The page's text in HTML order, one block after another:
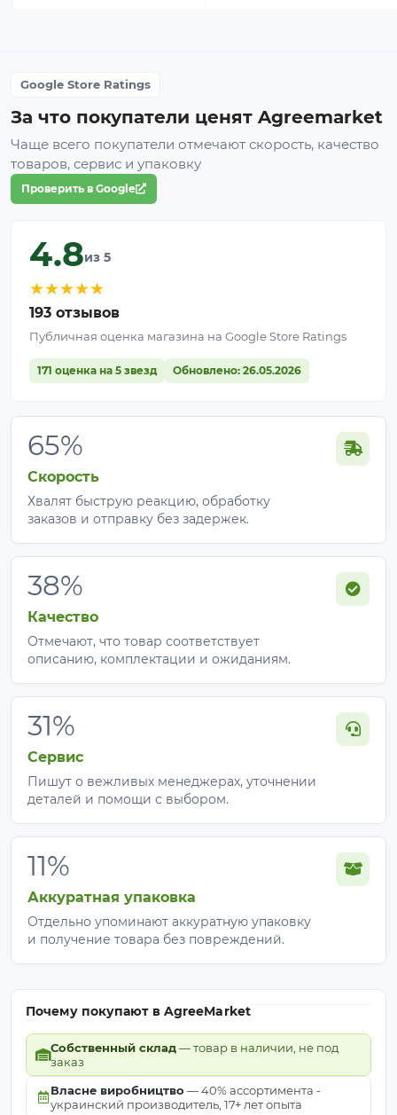
Google Store Ratings
За что покупатели ценят Agreemarket
Чаще всего покупатели отмечают скорость, качество
товаров, сервис и упаковку
Проверить в Google
4.8из 5
★★★★★
193 отзывов
Публичная оценка магазина на Google Store Ratings
171 оценка на 5 звезд Обновлено: 26.05.2026
65%
Скорость
Хвалят быструю реакцию, обработку
заказов и отправку без задержек.
38%
Качество
Отмечают, что товар соответствует
описанию, комплектации и ожиданиям.
31%
Сервис
Пишут о вежливых менеджерах, уточнении
деталей и помощи с выбором.
11%
Аккуратная упаковка
Отдельно упоминают аккуратную упаковку
и получение товара без повреждений.
Почему покупают в AgreeMarket
Собственный склад— товар в наличии, не под
заказ
Власне виробництво — 40% ассортимента -
украинский производитель, 17+ лет опыта